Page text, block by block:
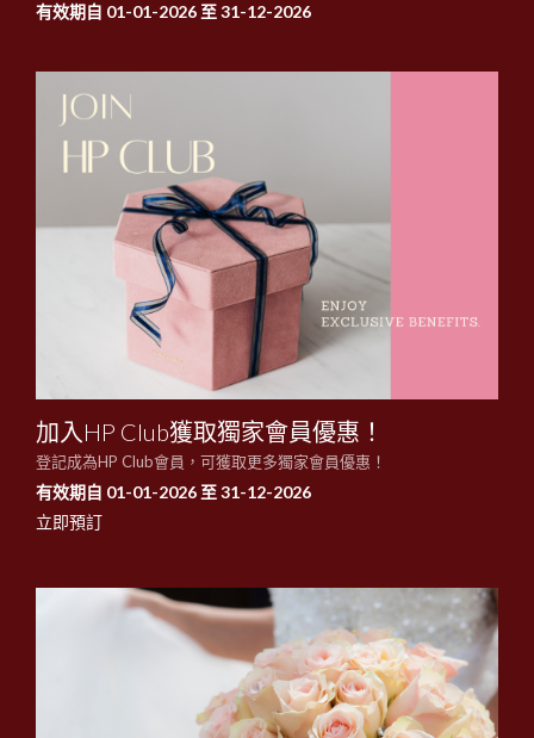
有效期自 01-01-2026 至 31-12-2026
加入HP Club獲取獨家會員優惠！
登記成為HP Club會員，可獲取更多獨家會員優惠！
有效期自 01-01-2026 至 31-12-2026
立即預訂